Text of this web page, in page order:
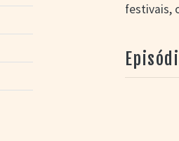
festivais,
Manuel
Sarno +
praia, de